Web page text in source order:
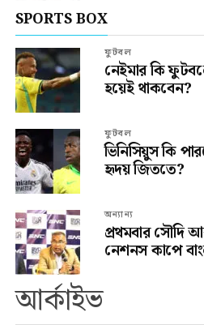
SPORTS BOX
ফুটবল
নেইমার কি
হয়েই থাকবেন?
ফুটবল
ভিনিসিয়ুস কি
হৃদয় জিততে?
অন্যান্য
প্রথমবার সৌদি
নেশনস কাপে
আর্কাইভ